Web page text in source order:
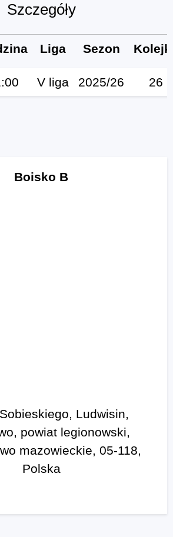
Szczegóły
Liga Sezon
V liga 2025/26 26
Boisko B
Ludwisin,
powiat legionowski,
mazowieckie, 05-118,
Polska